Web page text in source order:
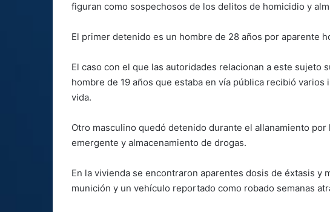
figuran como sospechosos de los delitos de homicidio y
El primer detenido es un hombre de 28 años por aparente
El caso con el que las autoridades relacionan a este sujeto
hombre de 19 años que estaba en vía pública recibió
vida.
Otro masculino quedó detenido durante el allanamiento
emergente y almacenamiento de drogas.
En la vivienda se encontraron aparentes dosis de éxtasis y
munición y un vehículo reportado como robado semanas